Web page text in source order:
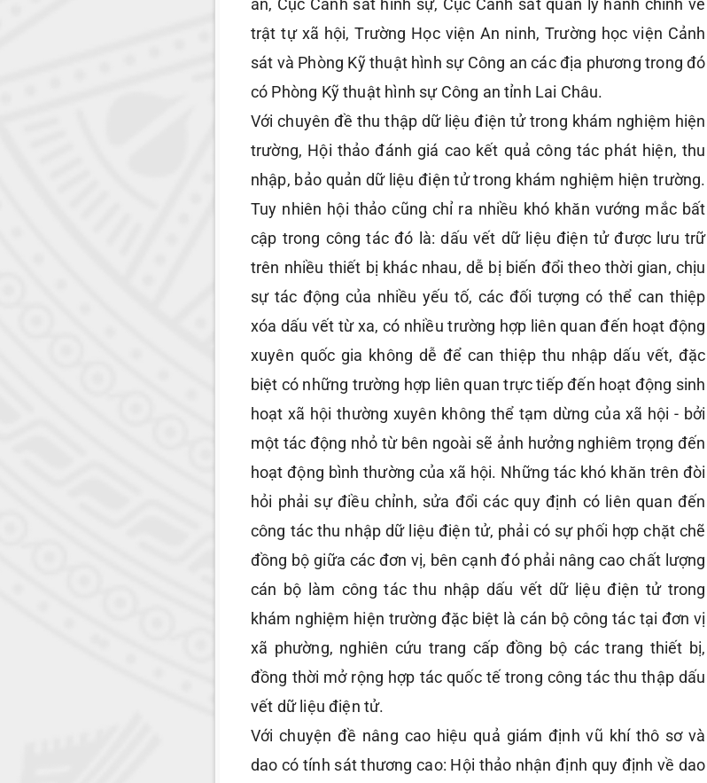
trật tự xã hội, Trường Học viện An ninh, Trường học viện Cảnh
sát và Phòng Kỹ thuật hình sự Công an các địa phương trong đó
có Phòng Kỹ thuật hình sự Công an tỉnh Lai Châu.
Với chuyên đề thu thập dữ liệu điện tử trong khám nghiệm hiện
trường, Hội thảo đánh giá cao kết quả công tác phát hiện, thu
nhập, bảo quản dữ liệu điện tử trong khám nghiệm hiện trường.
Tuy nhiên hội thảo cũng chỉ ra nhiều khó khăn vướng mắc bất
cập trong công tác đó là: dấu vết dữ liệu điện tử được lưu trữ
trên nhiều thiết bị khác nhau, dễ bị biến đổi theo thời gian, chịu
sự tác động của nhiều yếu tố, các đối tượng có thể can thiệp
xóa dấu vết từ xa, có nhiều trường hợp liên quan đến hoạt động
xuyên quốc gia không dễ để can thiệp thu nhập dấu vết, đặc
biệt có những trường hợp liên quan trực tiếp đến hoạt động sinh
hoạt xã hội thường xuyên không thể tạm dừng của xã hội - bởi
một tác động nhỏ từ bên ngoài sẽ ảnh hưởng nghiêm trọng đến
hoạt động bình thường của xã hội. Những tác khó khăn trên đòi
hỏi phải sự điều chỉnh, sửa đổi các quy định có liên quan đến
công tác thu nhập dữ liệu điện tử, phải có sự phối hợp chặt chẽ
đồng bộ giữa các đơn vị, bên cạnh đó phải nâng cao chất lượng
cán bộ làm công tác thu nhập dấu vết dữ liệu điện tử trong
khám nghiệm hiện trường đặc biệt là cán bộ công tác tại đơn vị
xã phường, nghiên cứu trang cấp đồng bộ các trang thiết bị,
đồng thời mở rộng hợp tác quốc tế trong công tác thu thập dấu
vết dữ liệu điện tử.
Với chuyện đề nâng cao hiệu quả giám định vũ khí thô sơ và
dao có tính sát thương cao: Hội thảo nhận định quy định về dao